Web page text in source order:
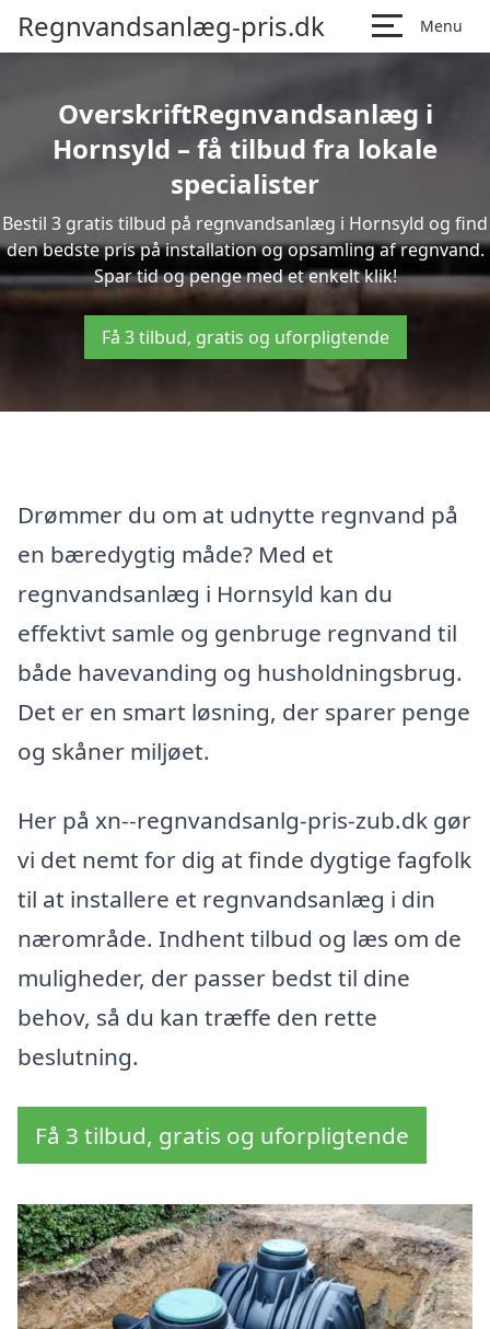
Regnvandsanlæg-pris.dk Menu
OverskriftRegnvandsanlæg i
Hornsyld – få tilbud fra lokale
specialister
Bestil 3 gratis tilbud på regnvandsanlæg i Hornsyld og find
den bedste pris på installation og opsamling af regnvand.
Spar tid og penge med et enkelt klik!
Få 3 tilbud, gratis og uforpligtende
Drømmer du om at udnytte regnvand på
en bæredygtig måde? Med et
regnvandsanlæg i Hornsyld kan du
effektivt samle og genbruge regnvand til
både havevanding og husholdningsbrug.
Det er en smart løsning, der sparer penge
og skåner miljøet.
Her på xn--regnvandsanlg-pris-zub.dk gør
vi det nemt for dig at finde dygtige fagfolk
til at installere et regnvandsanlæg i din
nærområde. Indhent tilbud og læs om de
muligheder, der passer bedst til dine
behov, så du kan træffe den rette
beslutning.
Få 3 tilbud, gratis og uforpligtende